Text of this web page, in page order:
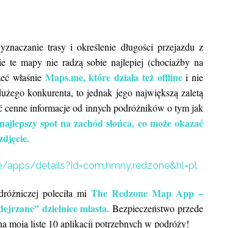
trasy i określenie długości przejazdu z
te mapy nie radzą sobie najlepiej (chociażby na
właśnie Maps.me, które działa też offlinei nie
konkurenta, to jednak jego największą zaletą
cenne informacje od innych podróżników o tym jak
spot na zachód słońca, co może okazać
details?id=com.hmny.redzone&hl=pl
poleciła mi The Redzone Map App –
dzielnice miasta. Bezpieczeństwo przede
moją listę 10 aplikacji potrzebnych w podróży!